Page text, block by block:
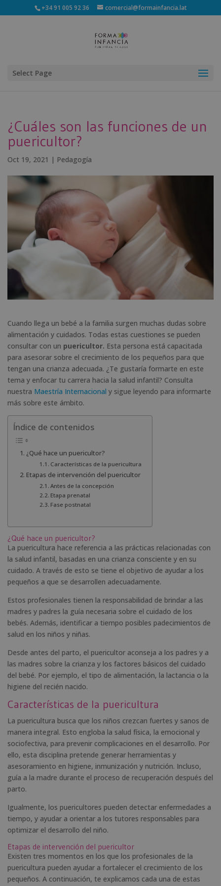
+34 91 005 92 36 comercial@formainfancia.lat
Select Page
¿Cuáles son las funciones de un
puericultor?
Oct 19, 2021 | Pedagogía
Cuando llega un bebé a la familia surgen muchas dudas sobre
alimentación y cuidados. Todas estas cuestiones se pueden
consultar con un puericultor. Esta persona está capacitada
para asesorar sobre el crecimiento de los pequeños para que
tengan una crianza adecuada. ¿Te gustaría formarte en este
tema y enfocar tu carrera hacia la salud infantil? Consulta
nuestra Maestría Internacional y sigue leyendo para informarte
más sobre este ámbito.
Índice de contenidos
¿Qué hace un puericultor?
Características de la puericultura
Etapas de intervención del puericultor
Antes de la concepción
Etapa prenatal
Fase postnatal
¿Qué hace un puericultor?
La puericultura hace referencia a las prácticas relacionadas con
la salud infantil, basadas en una crianza consciente y en su
cuidado. A través de esto se tiene el objetivo de ayudar a los
pequeños a que se desarrollen adecuadamente.
Estos profesionales tienen la responsabilidad de brindar a las
madres y padres la guía necesaria sobre el cuidado de los
bebés. Además, identificar a tiempo posibles padecimientos de
salud en los niños y niñas.
Desde antes del parto, el puericultor aconseja a los padres y a
las madres sobre la crianza y los factores básicos del cuidado
del bebé. Por ejemplo, el tipo de alimentación, la lactancia o la
higiene del recién nacido.
Características de la puericultura
La puericultura busca que los niños crezcan fuertes y sanos de
manera integral. Esto engloba la salud física, la emocional y
sociofectiva, para prevenir complicaciones en el desarrollo. Por
ello, esta disciplina pretende generar herramientas y
asesoramiento en higiene, inmunización y nutrición. Incluso,
guía a la madre durante el proceso de recuperación después del
parto.
Igualmente, los puericultores pueden detectar enfermedades a
tiempo, y ayudar a orientar a los tutores responsables para
optimizar el desarrollo del niño.
Etapas de intervención del puericultor
Existen tres momentos en los que los profesionales de la
puericultura pueden ayudar a fortalecer el crecimiento de los
pequeños. A continuación, te explicamos cada una de estas